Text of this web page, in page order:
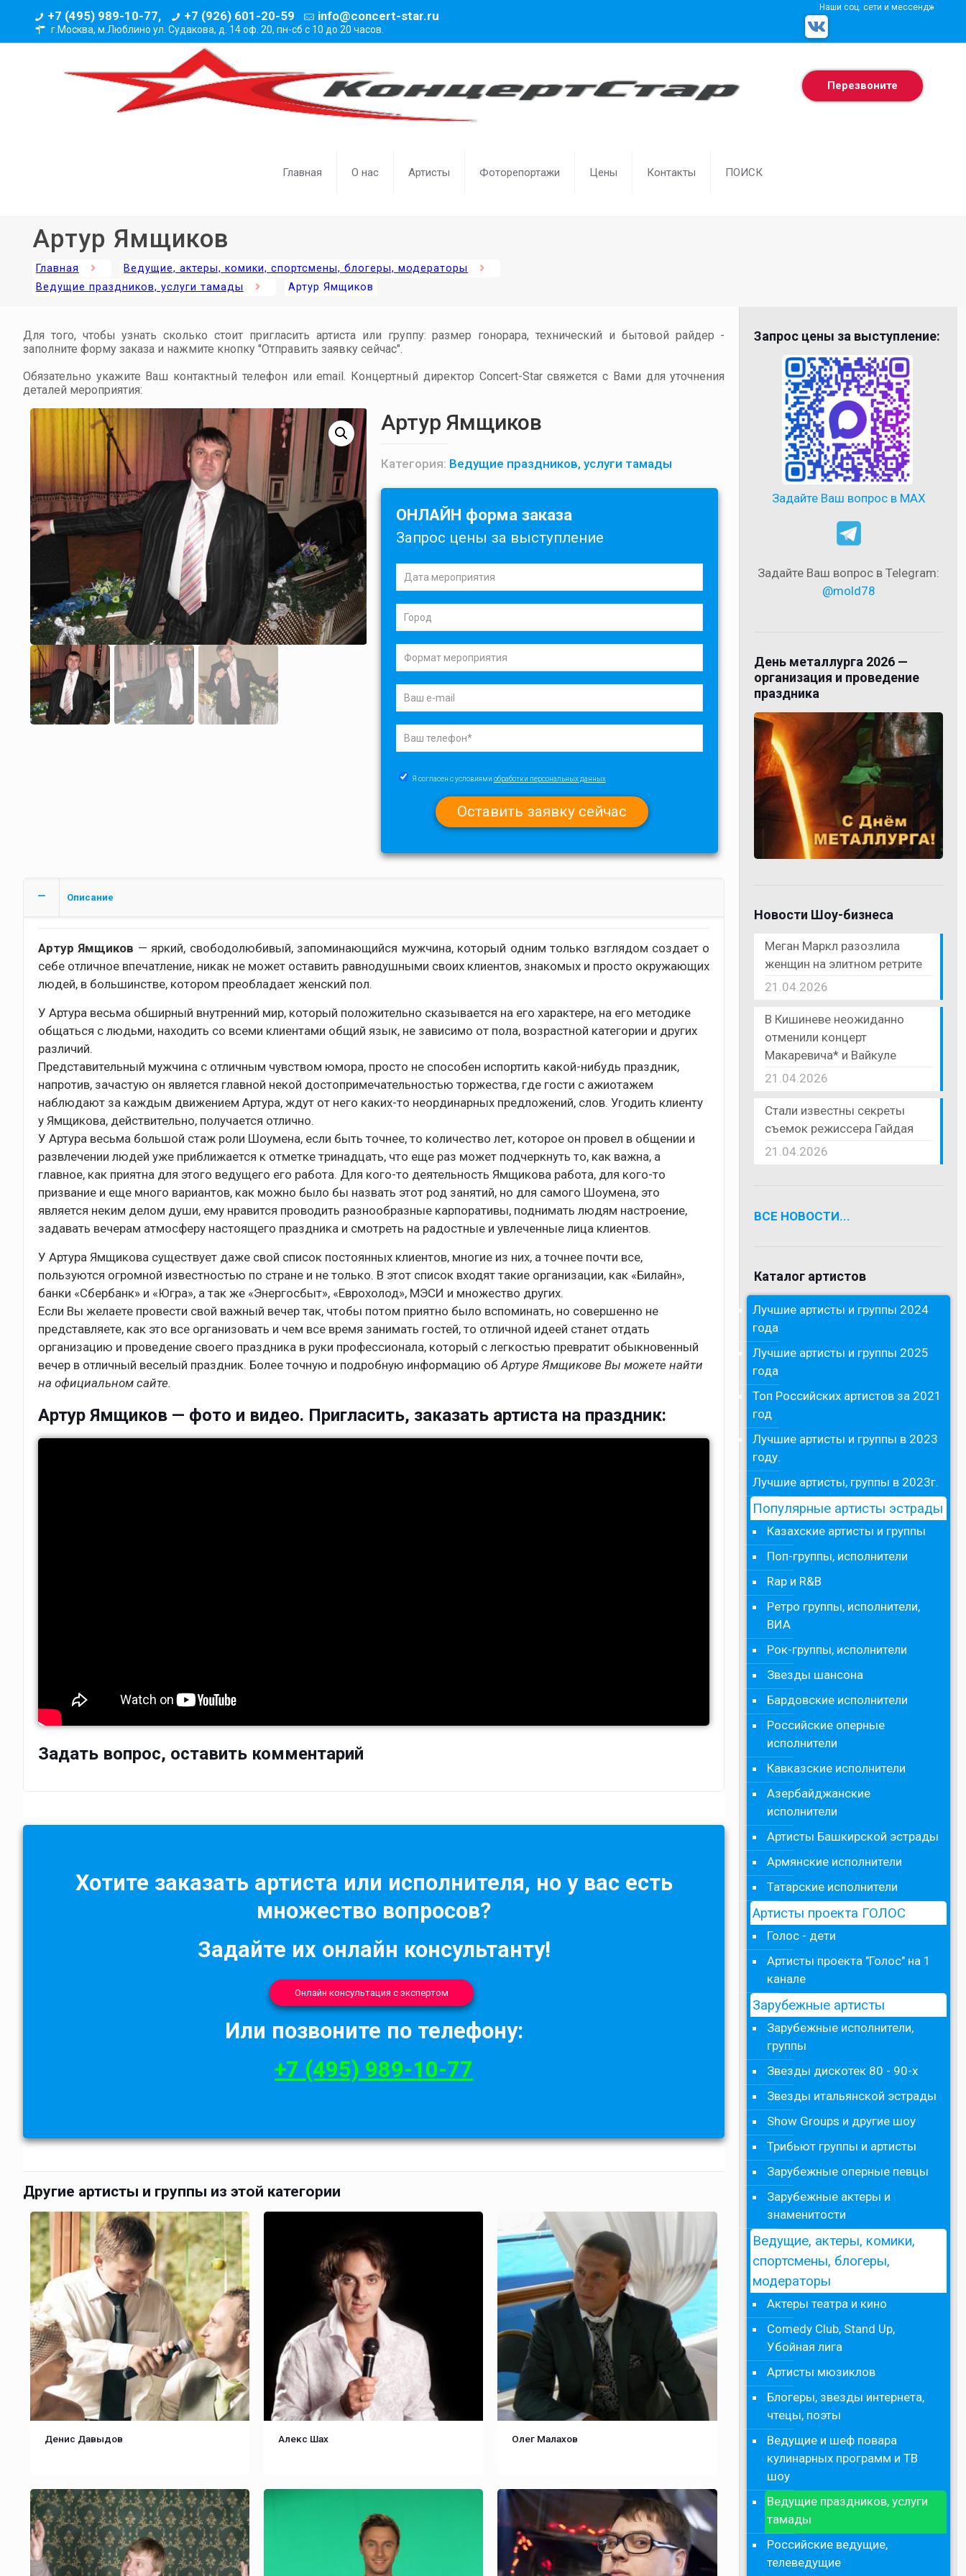
+7 (495) 989-10-77, +7 (926) 601-20-59 info@concert-star.ru
г.Москва, м.Люблино ул. Судакова, д. 14 оф. 20, пн-сб с 10 до 20 часов.
Наши соц. сети и мессенджеры
Главная О нас Артисты Фоторепортажи Цены Контакты ПОИСК
Перезвоните
Артур Ямщиков
Главная
Ведущие, актеры, комики, спортсмены, блогеры, модераторы
Ведущие праздников, услуги тамады
Артур Ямщиков
Для того, чтобы узнать сколько стоит пригласить артиста или группу: размер гонорара, технический и бытовой райдер -
заполните форму заказа и нажмите кнопку "Отправить заявку сейчас".
Обязательно укажите Ваш контактный телефон или email. Концертный директор Concert-Star свяжется с Вами для уточнения
деталей мероприятия:
Артур Ямщиков
Категория: Ведущие праздников, услуги тамады
ОНЛАЙН форма заказа
Запрос цены за выступление
Я согласен с условиями обработки персональных данных
Описание
Артур Ямщиков — яркий, свободолюбивый, запоминающийся мужчина, который одним только взглядом создает о
себе отличное впечатление, никак не может оставить равнодушными своих клиентов, знакомых и просто окружающих
людей, в большинстве, котором преобладает женский пол.
У Артура весьма обширный внутренний мир, который положительно сказывается на его характере, на его методике
общаться с людьми, находить со всеми клиентами общий язык, не зависимо от пола, возрастной категории и других
различий.
Представительный мужчина с отличным чувством юмора, просто не способен испортить какой-нибудь праздник,
напротив, зачастую он является главной некой достопримечательностью торжества, где гости с ажиотажем
наблюдают за каждым движением Артура, ждут от него каких-то неординарных предложений, слов. Угодить клиенту
у Ямщикова, действительно, получается отлично.
У Артура весьма большой стаж роли Шоумена, если быть точнее, то количество лет, которое он провел в общении и
развлечении людей уже приближается к отметке тринадцать, что еще раз может подчеркнуть то, как важна, а
главное, как приятна для этого ведущего его работа. Для кого-то деятельность Ямщикова работа, для кого-то
призвание и еще много вариантов, как можно было бы назвать этот род занятий, но для самого Шоумена, это
является неким делом души, ему нравится проводить разнообразные карпоративы, поднимать людям настроение,
задавать вечерам атмосферу настоящего праздника и смотреть на радостные и увлеченные лица клиентов.
У Артура Ямщикова существует даже свой список постоянных клиентов, многие из них, а точнее почти все,
пользуются огромной известностью по стране и не только. В этот список входят такие организации, как «Билайн»,
банки «Сбербанк» и «Югра», а так же «Энергосбыт», «Еврохолод», МЭСИ и множество других.
Если Вы желаете провести свой важный вечер так, чтобы потом приятно было вспоминать, но совершенно не
представляете, как это все организовать и чем все время занимать гостей, то отличной идеей станет отдать
организацию и проведение своего праздника в руки профессионала, который с легкостью превратит обыкновенный
вечер в отличный веселый праздник. Более точную и подробную информацию обАртуре Ямщикове Вы можете найти
на официальном сайте.
Артур Ямщиков — фото и видео. Пригласить, заказать артиста на праздник:
Задать вопрос, оставить комментарий
Хотите заказать артиста или исполнителя, но у вас есть
множество вопросов?
Задайте их онлайн консультанту!
Онлайн консультация с экспертом
Или позвоните по телефону:
+7 (495) 989-10-77
Другие артисты и группы из этой категории
Денис Давыдов Алекс Шах Олег Малахов
Запрос цены за выступление:
Задайте Ваш вопрос в MAX
Задайте Ваш вопрос в Telegram:
@mold78
День металлурга 2026 —
организация и проведение
праздника
Новости Шоу-бизнеса
Меган Маркл разозлила
женщин на элитном ретрите
21.04.2026
В Кишиневе неожиданно
отменили концерт
Макаревича* и Вайкуле
21.04.2026
Стали известны секреты
съемок режиссера Гайдая
21.04.2026
ВСЕ НОВОСТИ...
Каталог артистов
Лучшие артисты и группы 2024
года
Лучшие артисты и группы 2025
года
Топ Российских артистов за 2021
год
Лучшие артисты и группы в 2023
году.
Лучшие артисты, группы в 2023г.
Популярные артисты эстрады
Казахские артисты и группы
Поп-группы, исполнители
Rap и R&B
Ретро группы, исполнители,
ВИА
Рок-группы, исполнители
Звезды шансона
Бардовские исполнители
Российские оперные
исполнители
Кавказские исполнители
Азербайджанские
исполнители
Артисты Башкирской эстрады
Армянские исполнители
Татарские исполнители
Артисты проекта ГОЛОС
Голос - дети
Артисты проекта "Голос" на 1
канале
Зарубежные артисты
Зарубежные исполнители,
группы
Звезды дискотек 80 - 90-х
Звезды итальянской эстрады
Show Groups и другие шоу
Трибьют группы и артисты
Зарубежные оперные певцы
Зарубежные актеры и
знаменитости
Ведущие, актеры, комики,
спортсмены, блогеры,
модераторы
Актеры театра и кино
Comedy Club, Stand Up,
Убойная лига
Артисты мюзиклов
Блогеры, звезды интернета,
чтецы, поэты
Ведущие и шеф повара
кулинарных программ и ТВ
шоу
Ведущие праздников, услуги
тамады
Российские ведущие,
телеведущие